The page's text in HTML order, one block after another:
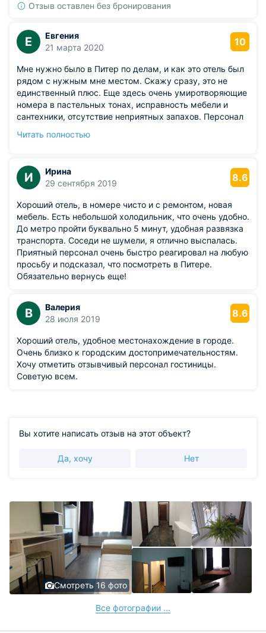
Отзыв оставлен без бронирования
Е
Евгения
21 марта 2020
10
Мне нужно было в Питер по делам, и как это отель был
рядом с нужным мне местом. Скажу сразу, это не
единственный плюс. Еще здесь очень умиротворяющие
номера в пастельных тонах, исправность мебели и
сантехники, отсутствие неприятных запахов. Персонал
нормально, что-то советовал. Успел и город частично
сюда.
Читать полностью
И
Ирина
29 сентября 2019
8.6
Хороший отель, в номере чисто и с ремонтом, новая
мебель. Есть небольшой холодильник, что очень удобно.
До метро пройти буквально 5 минут, удобная развязка
транспорта. Соседи не шумели, я отлично выспалась.
Приятный персонал очень быстро реагировал на любую
просьбу и подсказал, что посмотреть в Питере.
Обязательно вернусь еще!
В
Валерия
28 июля 2019
8.6
Хороший отель, удобное местонахождение в городе.
Очень близко к городским достопримечательностям.
Хочу отметить отзывчивый персонал гостиницы.
Советую всем.
Вы хотите написать отзыв на этот объект?
Да, хочу Нет
Смотреть 16 фото
Все фотографии ...